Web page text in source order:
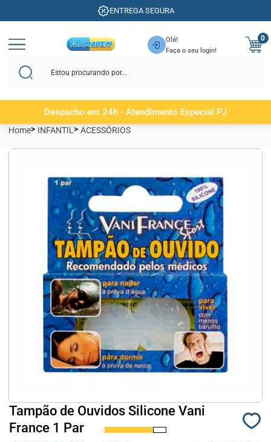
ENTREGA SEGURA
Olá!
Faça o seu login!
0
Despacho em 24h - Atendimento Especial PJ
Home INFANTIL ACESSÓRIOS
Tampão de Ouvidos Silicone Vani
France 1 Par